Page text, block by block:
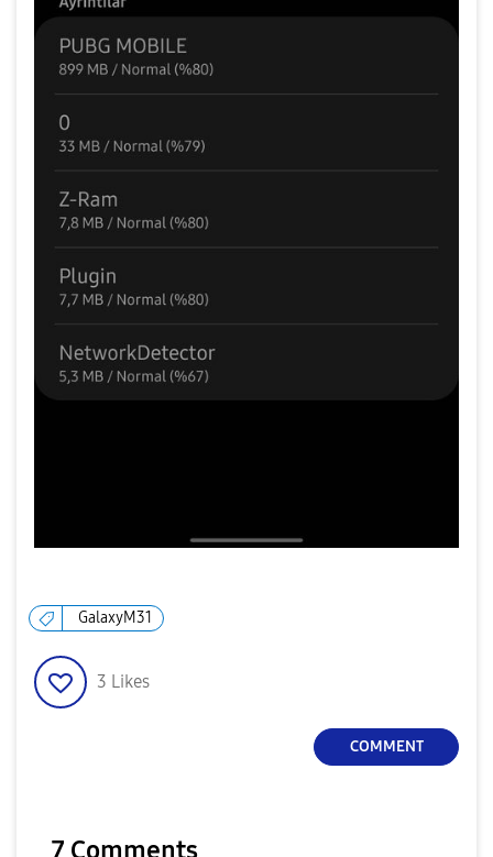
GalaxyM31
3 Likes
COMMENT
7 Comments